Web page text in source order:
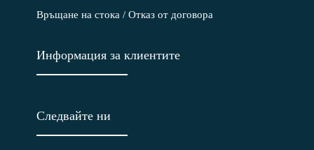
Връщане на стока / Отказ от договора
Информация за клиентите
Следвайте ни